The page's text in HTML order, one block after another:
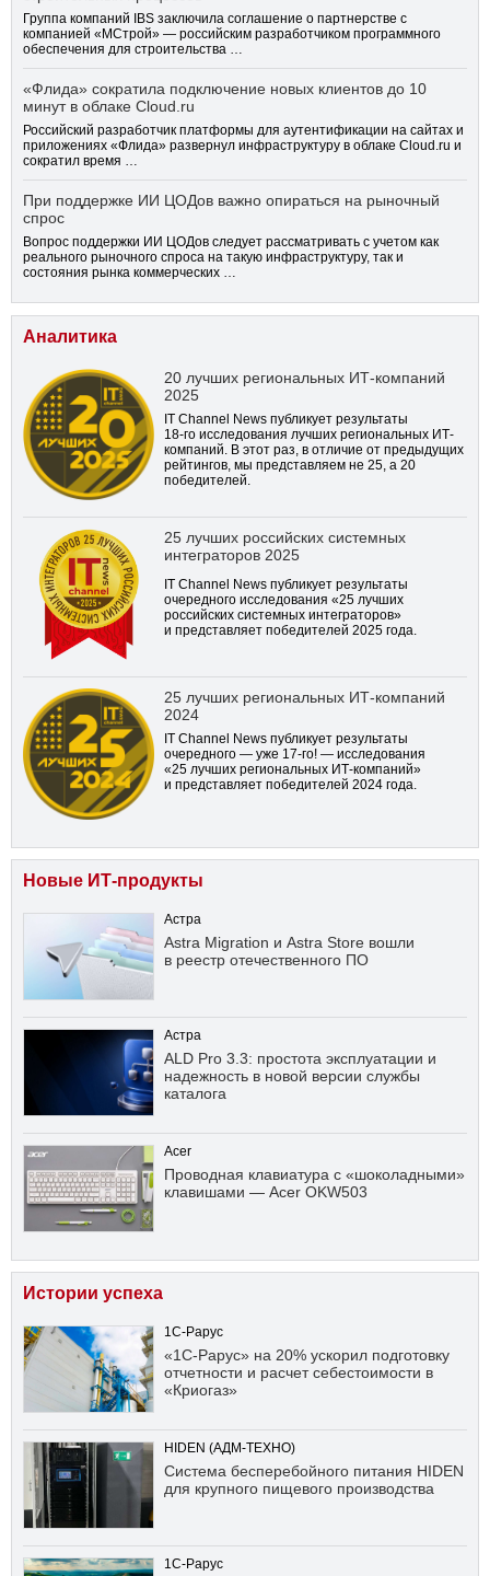
Группа компаний IBS заключила соглашение о партнерстве с
компанией «МСтрой» — российским разработчиком программного
обеспечения для строительства …
«Флида» сократила подключение новых клиентов до 10
минут в облаке Cloud.ru
Российский разработчик платформы для аутентификации на сайтах и
приложениях «Флида» развернул инфраструктуру в облаке Cloud.ru и
сократил время …
При поддержке ИИ ЦОДов важно опираться на рыночный
спрос
Вопрос поддержки ИИ ЦОДов следует рассматривать с учетом как
реального рыночного спроса на такую инфраструктуру, так и
состояния рынка коммерческих …
Аналитика
20 лучших региональных ИТ-компаний
2025
IT Channel News публикует результаты
18-го исследования лучших региональных ИТ-
компаний. В этот раз, в отличие от предыдущих
рейтингов, мы представляем не 25, а 20
победителей.
25 лучших российских системных
интеграторов 2025
IT Channel News публикует результаты
очередного исследования «25 лучших
российских системных интеграторов»
и представляет победителей 2025 года.
25 лучших региональных ИТ-компаний
2024
IT Channel News публикует результаты
очередного — уже 17-го! — исследования
«25 лучших региональных ИТ-компаний»
и представляет победителей 2024 года.
Новые ИТ-продукты
Астра
Astra Migration и Astra Store вошли
в реестр отечественного ПО
Астра
ALD Pro 3.3: простота эксплуатации и
надежность в новой версии службы
каталога
Acer
Проводная клавиатура с «шоколадными»
клавишами — Acer OKW503
Истории успеха
1С-Рарус
«1С-Рарус» на 20% ускорил подготовку
отчетности и расчет себестоимости в
«Криогаз»
HIDEN (АДМ-ТЕХНО)
Система бесперебойного питания HIDEN
для крупного пищевого производства
1С-Рарус